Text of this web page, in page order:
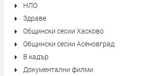
НЛО
Здраве
Общински сесии Хасково
Общински сесии Асеновград
В кадър
Документални филми